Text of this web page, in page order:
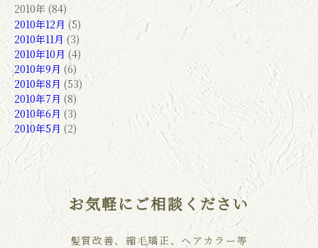
2010年 (84)
2010年12月 (5)
2010年11月 (3)
2010年10月 (4)
2010年9月 (6)
2010年8月 (53)
2010年7月 (8)
2010年6月 (3)
2010年5月 (2)
お気軽にご相談ください
髪質改善、縮毛矯正、ヘアカラー等